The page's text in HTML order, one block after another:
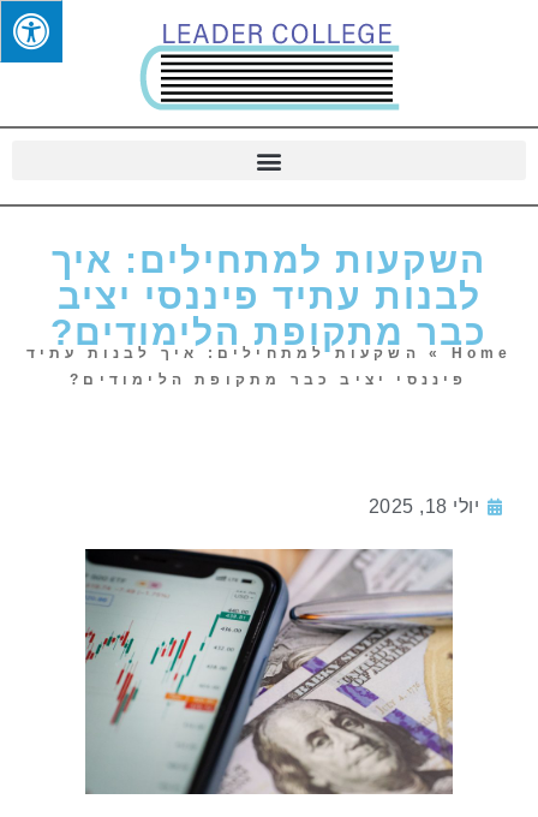
השקעות למתחילים: איך
לבנות עתיד פיננסי יציב
כבר מתקופת הלימודים?
Home
»
השקעות למתחילים: איך לבנות עתיד
פיננסי יציב כבר מתקופת הלימודים?
יולי 18, 2025